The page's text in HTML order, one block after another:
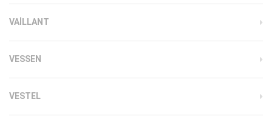
VAILLANT
VESSEN
VESTEL